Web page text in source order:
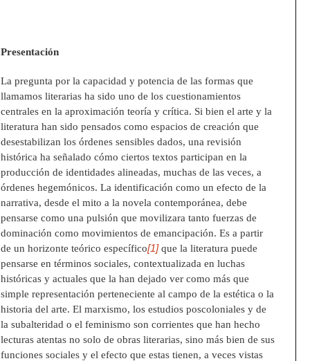
Presentación
La pregunta por la capacidad y potencia de las formas que
llamamos literarias ha sido uno de los cuestionamientos
centrales en la aproximación teoría y crítica. Si bien el arte y la
literatura han sido pensados como espacios de creación que
desestabilizan los órdenes sensibles dados, una revisión
histórica ha señalado cómo ciertos textos participan en la
producción de identidades alineadas, muchas de las veces, a
órdenes hegemónicos. La identificación como un efecto de la
narrativa, desde el mito a la novela contemporánea, debe
pensarse como una pulsión que movilizara tanto fuerzas de
dominación como movimientos de emancipación. Es a partir
de un horizonte teórico específico[1]que la literatura puede
pensarse en términos sociales, contextualizada en luchas
históricas y actuales que la han dejado ver como más que
simple representación perteneciente al campo de la estética o la
historia del arte. El marxismo, los estudios poscoloniales y de
la subalteridad o el feminismo son corrientes que han hecho
lecturas atentas no solo de obras literarias, sino más bien de sus
funciones sociales y el efecto que estas tienen, a veces vistas